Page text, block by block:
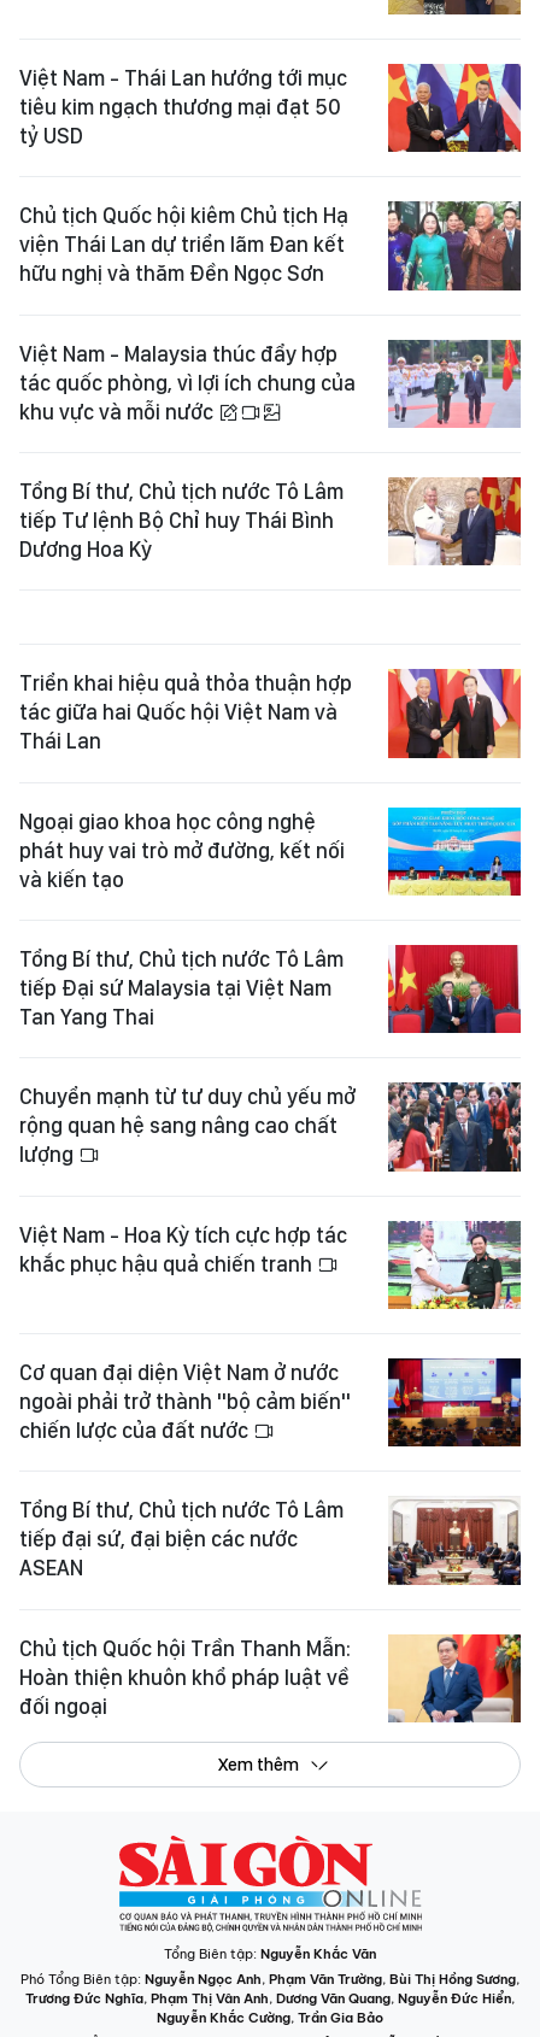
Việt Nam - Thái Lan hướng tới mục
tiêu kim ngạch thương mại đạt 50
tỷ USD
Chủ tịch Quốc hội kiêm Chủ tịch Hạ
viện Thái Lan dự triển lãm Đan kết
hữu nghị và thăm Đền Ngọc Sơn
Việt Nam - Malaysia thúc đẩy hợp
tác quốc phòng, vì lợi ích chung của
khu vực và mỗi nước
Tổng Bí thư, Chủ tịch nước Tô Lâm
tiếp Tư lệnh Bộ Chỉ huy Thái Bình
Dương Hoa Kỳ
Triển khai hiệu quả thỏa thuận hợp
tác giữa hai Quốc hội Việt Nam và
Thái Lan
Ngoại giao khoa học công nghệ
phát huy vai trò mở đường, kết nối
và kiến tạo
Tổng Bí thư, Chủ tịch nước Tô Lâm
tiếp Đại sứ Malaysia tại Việt Nam
Tan Yang Thai
Chuyển mạnh từ tư duy chủ yếu mở
rộng quan hệ sang nâng cao chất
lượng
Việt Nam - Hoa Kỳ tích cực hợp tác
khắc phục hậu quả chiến tranh
Cơ quan đại diện Việt Nam ở nước
ngoài phải trở thành "bộ cảm biến"
chiến lược của đất nước
Tổng Bí thư, Chủ tịch nước Tô Lâm
tiếp đại sứ, đại biện các nước
ASEAN
Chủ tịch Quốc hội Trần Thanh Mẫn:
Hoàn thiện khuôn khổ pháp luật về
đối ngoại
Xem thêm
Tổng Biên tập: Nguyễn Khắc Văn
Phó Tổng Biên tập: Nguyễn Ngọc Anh, Phạm Văn Trường, Bùi Thị Hồng Sương,
Trương Đức Nghĩa, Phạm Thị Vân Anh, Dương Văn Quang, Nguyễn Đức Hiển,
Nguyễn Khắc Cường, Trần Gia Bảo